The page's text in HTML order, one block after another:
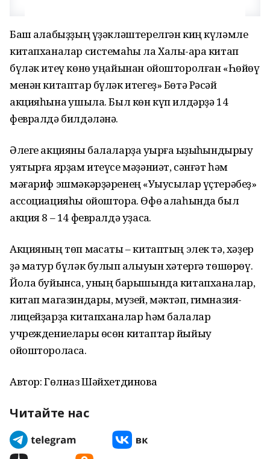
Баш ҡалабыҙҙың үҙәкләштерелгән киң күләмле
китапханалар системаһы ла Халыҡ-ара китап
бүләк итеү көнө уңайынан ойошторолған «Һөйөү
менән китаптар бүләк итегеҙ» Бөтә Рәсәй
акцияһына ҡушыла. Был көн күп илдәрҙә 14
февралдә билдәләнә.
Әлеге акцияны балаларҙа уҡырға ҡыҙыҡһындырыу
уятырға ярҙам итеүсе мәҙәниәт, сәнғәт һәм
мәғариф эшмәкәрҙәренең «Уҡыусылар үҫтерәбеҙ»
ассоциацияһы ойоштора. Өфө ҡалаһында был
акция 8 – 14 февралдә уҙасаҡ.
Акцияның төп маҡсаты – китаптың элек тә, хәҙер
ҙә матур бүләк булып ҡалыуын хәтергә төшөрөү.
Йола буйынса, уның барышында китапханалар,
китап магазиндары, музей, мәктәп, гимназия-
лицейҙарҙа китапханалар һәм балалар
учреждениелары өсөн китаптар йыйыу
ойоштороласаҡ.
Автор: Гөлназ Шәйхетдинова
Читайте нас